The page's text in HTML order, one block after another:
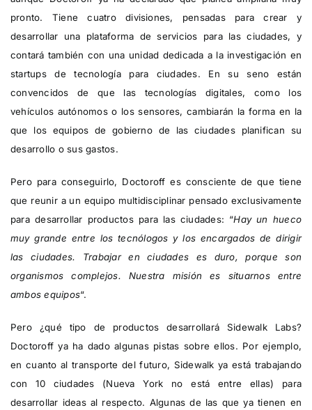
pronto. Tiene cuatro divisiones, pensadas para crear y
desarrollar una plataforma de servicios para las ciudades, y
contará también con una unidad dedicada a la investigación en
startups de tecnología para ciudades. En su seno están
convencidos de que las tecnologías digitales, como los
vehículos autónomos o los sensores, cambiarán la forma en la
que los equipos de gobierno de las ciudades planifican su
desarrollo o sus gastos.
Pero para conseguirlo, Doctoroff es consciente de que tiene
que reunir a un equipo multidisciplinar pensado exclusivamente
para desarrollar productos para las ciudades: “Hay un hueco
muy grande entre los tecnólogos y los encargados de dirigir
las ciudades. Trabajar en ciudades es duro, porque son
organismos complejos. Nuestra misión es situarnos entre
ambos equipos“.
Pero ¿qué tipo de productos desarrollará Sidewalk Labs?
Doctoroff ya ha dado algunas pistas sobre ellos. Por ejemplo,
en cuanto al transporte del futuro, Sidewalk ya está trabajando
con 10 ciudades (Nueva York no está entre ellas) para
desarrollar ideas al respecto. Algunas de las que ya tienen en